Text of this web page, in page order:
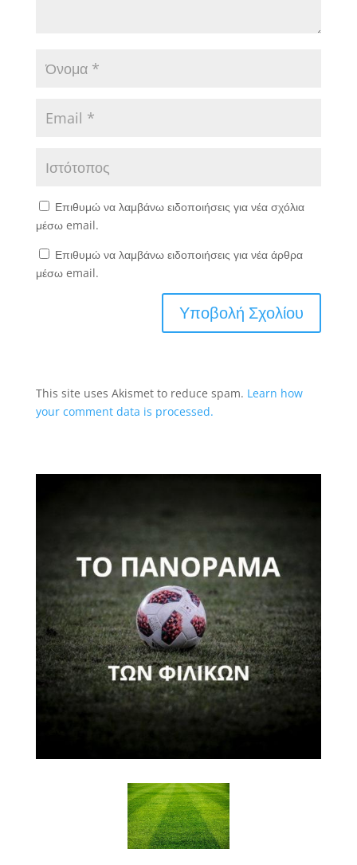
Επιθυμώ να λαμβάνω ειδοποιήσεις για νέα σχόλια
μέσω email.
Επιθυμώ να λαμβάνω ειδοποιήσεις για νέα άρθρα
μέσω email.
This site uses Akismet to reduce spam. Learn how
your comment data is processed.